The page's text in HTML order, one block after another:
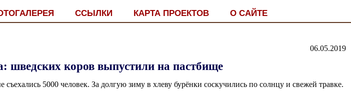
ССЫЛКИ КАРТА ПРОЕКТОВ О САЙТЕ
06.05.2019
шведских коров выпустили на пастбище
5000 человек. За долгую зиму в хлеву бурёнки соскучились по солнцу и свежей травке.